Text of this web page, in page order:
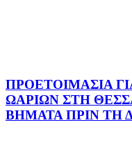
ΠΡΟΕΤΟΙΜΑΣΙΑ
ΩΑΡΙΩΝ ΣΤΗ
ΒΗΜΑΤΑ ΠΡΙΝ ΤΗ